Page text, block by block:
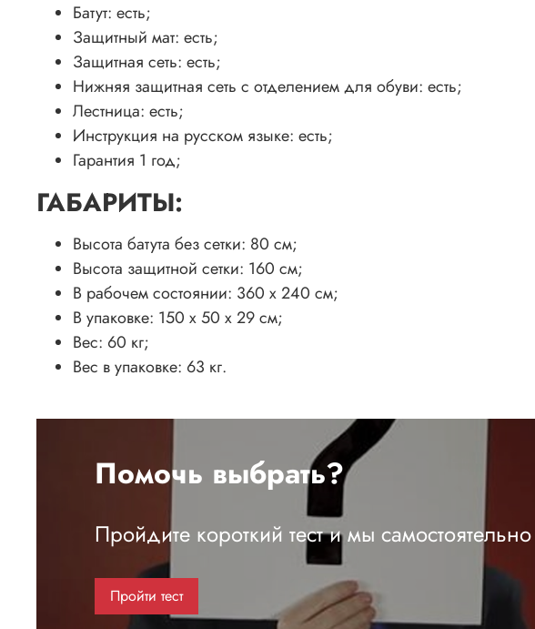
Батут: есть;
Защитный мат: есть;
Защитная сеть: есть;
Нижняя защитная сеть с отделением для обуви: есть;
Лестница: есть;
Инструкция на русском языке: есть;
Гарантия 1 год;
ГАБАРИТЫ:
Высота батута без сетки: 80 см;
Высота защитной сетки: 160 см;
В рабочем состоянии: 360 х 240 cм;
В упаковке: 150 х 50 х 29 cм;
Вес: 60 кг;
Вес в упаковке: 63 кг.
Помочь выбрать?
Пройдите короткий тест и мы
Пройти тест